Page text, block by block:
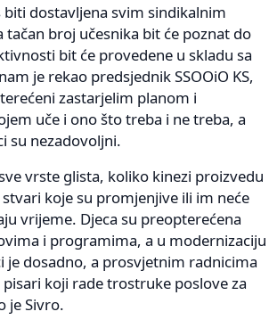
biti dostavljena svim sindikalnim
tačan broj učesnika bit će poznat do
bit će provedene u skladu sa
je rekao predsjednik SSOOiO KS,
zastarjelim planom i
uče i ono što treba i ne treba, a
su nezadovoljni.
vrste glista, koliko kinezi proizvedu
koje su promjenjive ili im neće
vrijeme. Djeca su preopterećena
i programima, a u modernizaciju
je dosadno, a prosvjetnim radnicima
koji rade trostruke poslove za
je Sivro.